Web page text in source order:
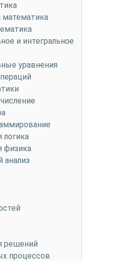
математика
и интегральное
уравнения
логика
физика
анализ
решений
процессов